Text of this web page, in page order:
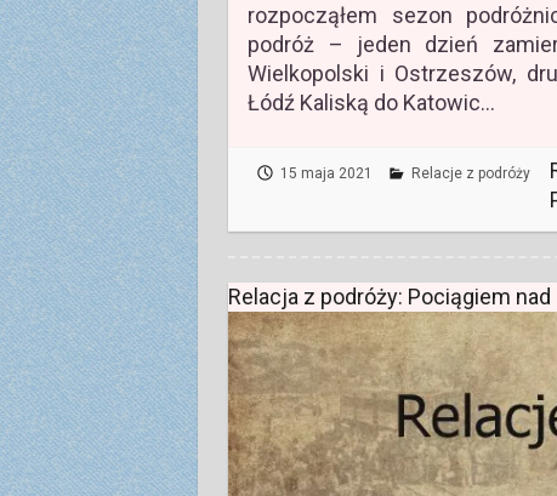
rozpocząłem sezon
podróż – jeden dzień
Wielkopolski i Ostrzeszów,
Łódź Kaliską do Katowic…
15 maja 2021 Relacje z podróży
Relacja z podróży: Pociągiem